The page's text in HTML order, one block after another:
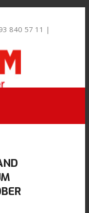
840 57 11 |